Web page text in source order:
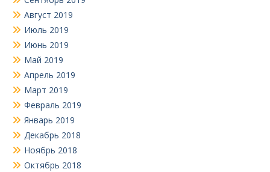
Август 2019
Июль 2019
Июнь 2019
Май 2019
Апрель 2019
Март 2019
Февраль 2019
Январь 2019
Декабрь 2018
Ноябрь 2018
Октябрь 2018